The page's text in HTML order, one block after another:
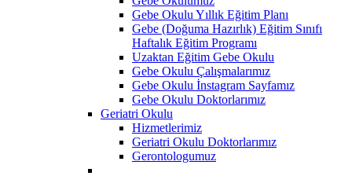
Gebe Okulu Yıllık Eğitim Planı
Gebe (Doğuma Hazırlık) Eğitim Sınıfı
Haftalık Eğitim Programı
Uzaktan Eğitim Gebe Okulu
Gebe Okulu Çalışmalarımız
Gebe Okulu İnstagram Sayfamız
Gebe Okulu Doktorlarımız
Geriatri Okulu
Hizmetlerimiz
Geriatri Okulu Doktorlarımız
Gerontologumuz